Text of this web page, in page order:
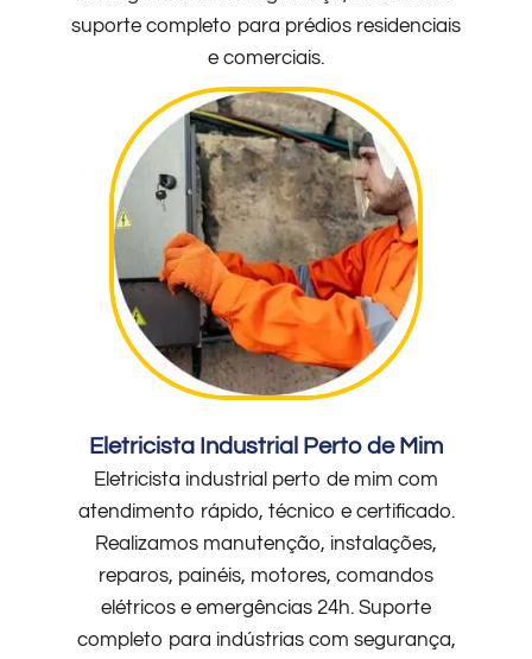
suporte completo para prédios residenciais
e comerciais.
Eletricista Industrial Perto de Mim
Eletricista industrial perto de mim com
atendimento rápido, técnico e certificado.
Realizamos manutenção, instalações,
reparos, painéis, motores, comandos
elétricos e emergências 24h. Suporte
completo para indústrias com segurança,